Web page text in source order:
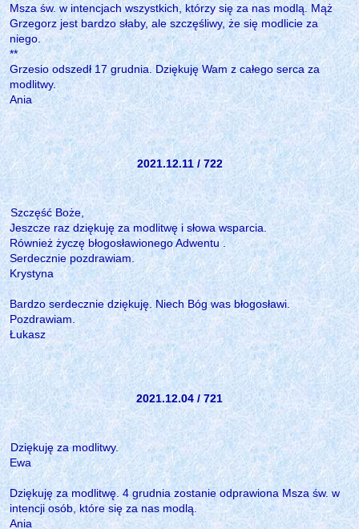
Msza św. w intencjach wszystkich, którzy się za nas modlą. Mąż
Grzegorz jest bardzo słaby, ale szczęśliwy, że się modlicie za
niego.
**
Grzesio odszedł 17 grudnia. Dziękuję Wam z całego serca za
modlitwy.
Ania
2021.12.11 / 722
Szczęść Boże,
Jeszcze raz dziękuję za modlitwę i słowa wsparcia.
Również życzę błogosławionego Adwentu .
Serdecznie pozdrawiam.
Krystyna
Bardzo serdecznie dziękuję. Niech Bóg was błogosławi.
Pozdrawiam.
Łukasz
2021.12.04 / 721
Dziękuję za modlitwy.
Ewa
Dziękuję za modlitwę. 4 grudnia zostanie odprawiona Msza św. w
intencji osób, które się za nas modlą.
Ania